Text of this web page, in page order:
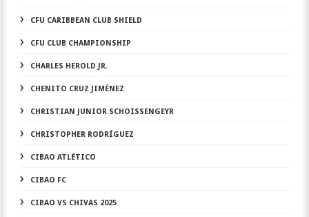
CFU CARIBBEAN CLUB SHIELD
CFU CLUB CHAMPIONSHIP
CHARLES HEROLD JR.
CHENITO CRUZ JIMÉNEZ
CHRISTIAN JUNIOR SCHOISSENGEYR
CHRISTOPHER RODRÍGUEZ
CIBAO ATLÉTICO
CIBAO FC
CIBAO VS CHIVAS 2025